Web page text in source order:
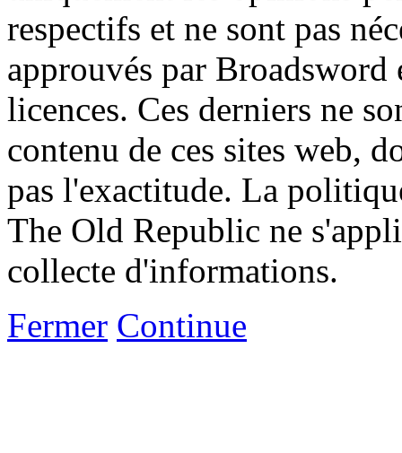
respectifs et ne sont pas
approuvés par
licences. Ces derniers ne
contenu de ces sites web,
pas l'exactitude. La
The Old Republic ne
collecte d'informations.
Fermer Continue